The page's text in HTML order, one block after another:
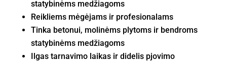
statybinėms medžiagoms
Reikliems mėgėjams ir profesionalams
Tinka betonui, molinėms plytoms ir bendroms
statybinėms medžiagoms
Ilgas tarnavimo laikas ir didelis pjovimo